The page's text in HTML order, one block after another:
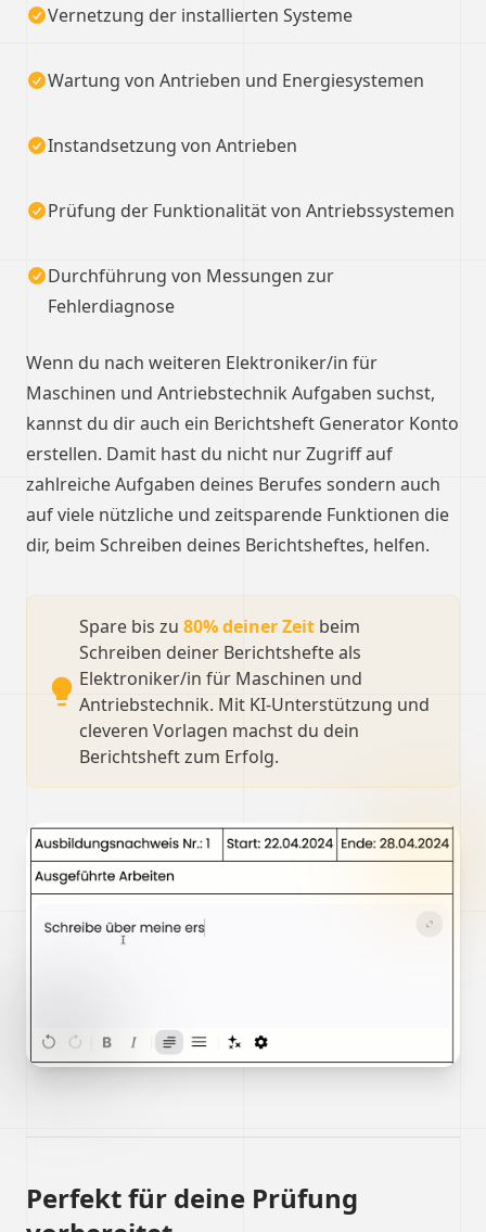
Vernetzung der installierten Systeme
Wartung von Antrieben und Energiesystemen
Instandsetzung von Antrieben
Prüfung der Funktionalität von Antriebssystemen
Durchführung von Messungen zur
Fehlerdiagnose
Wenn du nach weiteren Elektroniker/in für
Maschinen und Antriebstechnik Aufgaben suchst,
kannst du dir auch ein Berichtsheft Generator Konto
erstellen. Damit hast du nicht nur Zugriff auf
zahlreiche Aufgaben deines Berufes sondern auch
auf viele nützliche und zeitsparende Funktionen die
dir, beim Schreiben deines Berichtsheftes, helfen.
Spare bis zu 80% deiner Zeit beim
Schreiben deiner Berichtshefte als
Elektroniker/in für Maschinen und
Antriebstechnik. Mit KI-Unterstützung und
cleveren Vorlagen machst du dein
Berichtsheft zum Erfolg.
Perfekt für deine Prüfung